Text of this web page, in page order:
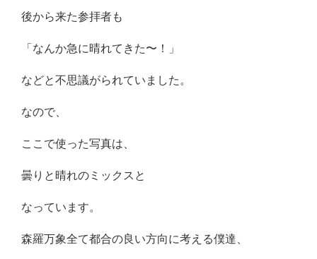
後から来た参拝者も
「なんか急に晴れてきた〜！」
などと不思議がられていました。
なので、
ここで使った写真は、
曇りと晴れのミックスと
なっています。
森羅万象全て都合の良い方向に考える僕達、